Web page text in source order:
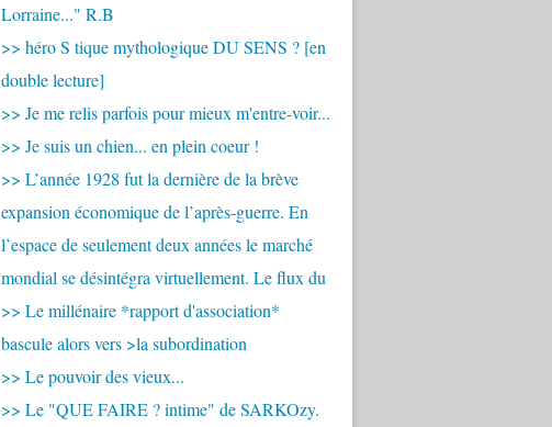
Lorraine..." R.B
>> héro S tique mythologique DU SENS ? [en
double lecture]
>> Je me relis parfois pour mieux m'entre-voir...
>> Je suis un chien... en plein coeur !
>> L’année 1928 fut la dernière de la brève
expansion économique de l’après-guerre. En
l’espace de seulement deux années le marché
mondial se désintégra virtuellement. Le flux du
>> Le millénaire *rapport d'association*
bascule alors vers >la subordination
>> Le pouvoir des vieux...
>> Le "QUE FAIRE ? intime" de SARKOzy.